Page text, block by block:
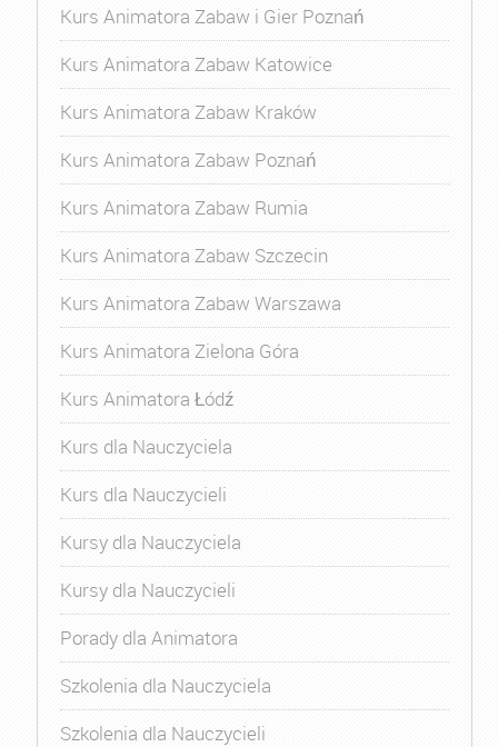
Kurs Animatora Zabaw i Gier Poznań
Kurs Animatora Zabaw Katowice
Kurs Animatora Zabaw Kraków
Kurs Animatora Zabaw Poznań
Kurs Animatora Zabaw Rumia
Kurs Animatora Zabaw Szczecin
Kurs Animatora Zabaw Warszawa
Kurs Animatora Zielona Góra
Kurs Animatora Łódź
Kurs dla Nauczyciela
Kurs dla Nauczycieli
Kursy dla Nauczyciela
Kursy dla Nauczycieli
Porady dla Animatora
Szkolenia dla Nauczyciela
Szkolenia dla Nauczycieli